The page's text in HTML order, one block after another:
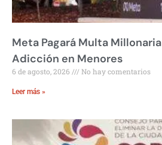
Meta Pagará Multa
Adicción en Menores
6 de agosto, 2026 No hay comentarios
Leer más »